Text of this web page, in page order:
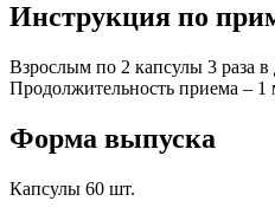
Инструкция по
Взрослым по 2 капсулы 3 раза
Продолжительность приема – 1
Форма выпуска
Капсулы 60 шт.